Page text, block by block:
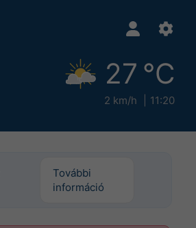
27 °C
2 km/h 11:20
További
információ